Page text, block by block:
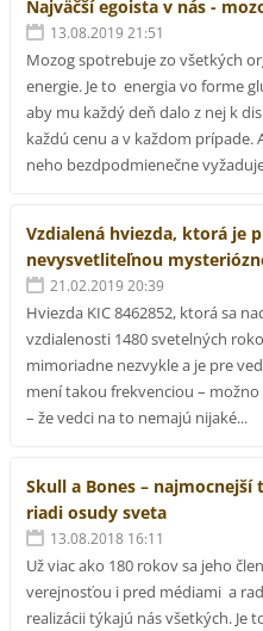
Najväčší egoista v nás -
13.08.2019 21:51
Mozog spotrebuje zo všetkých
energie. Je to energia vo forme
aby mu každý deň dalo z nej k
každú cenu a v každom
neho bezdpodmienečne
Vzdialená hviezda, ktorá je
nevysvetliteľnou
21.02.2019 20:39
Hviezda KIC 8462852, ktorá sa
vzdialenosti 1480 svetelných
mimoriadne nezvykle a je pre
mení takou frekvenciou –
– že vedci na to nemajú nijaké...
Skull a Bones –
riadi osudy sveta
13.08.2018 16:11
Už viac ako 180 rokov sa jeho
verejnosťou i pred médiami a
realizácii týkajú nás všetkých. Je